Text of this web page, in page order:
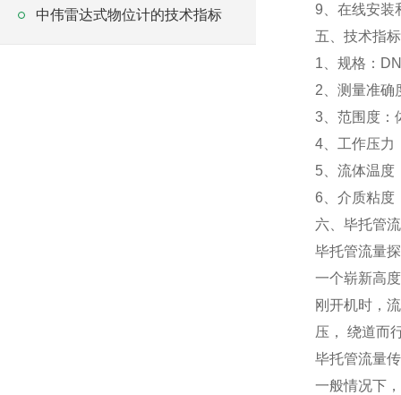
中伟雷达式物位计的技术指标
9、在线安装
五、技术指
1、规格：
2、测量准确
3、范围度：
4、工作压力
5、流体温
6、介质粘度
六、毕托管
毕托管流量
一个崭新高
刚开机时，
压， 绕道而
毕托管流量
一般情况下